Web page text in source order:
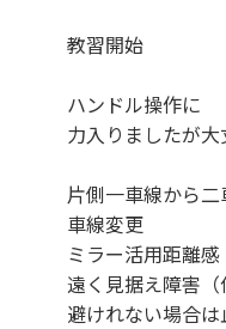
教習開始
ハンドル操作に
力入りましたが
片側一車線から二
車線変更
ミラー活用距離
遠く見据え障害
避けれない場合